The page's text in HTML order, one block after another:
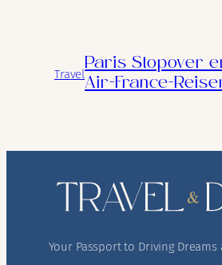
Travel
Paris Stopover
Air-France-
Your Passport to Driving